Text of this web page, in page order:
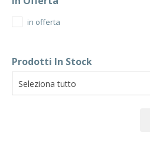
in offerta
Prodotti In Stock